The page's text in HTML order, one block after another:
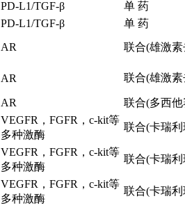
PD-L1/TGF-β
单 药
PD-L1/TGF-β
单 药
AR 联合(雄激
AR 联合(雄激
AR 联合(多西他
VEGFR，FGFR，c-kit等
多种激酶
联合(卡瑞
VEGFR，FGFR，c-kit等
多种激酶
联合(卡瑞
VEGFR，FGFR，c-kit等
多种激酶
联合(卡瑞